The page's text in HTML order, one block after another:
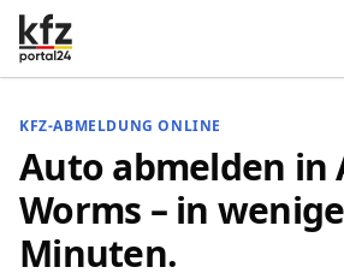
KFZ-ABMELDUNG ONLINE
Auto abmelden in
Worms – in
Minuten.